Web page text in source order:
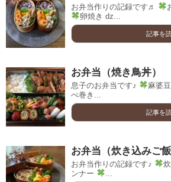
お弁当作りの記録です♬
卵焼き ǳ...
記事を
お弁当（焼き鳥丼）
息子のお弁当です♪ 麻婆
べ巻き...
記事を
お弁当（炊き込みご飯
お弁当作りの記録です♪
ンナー
...